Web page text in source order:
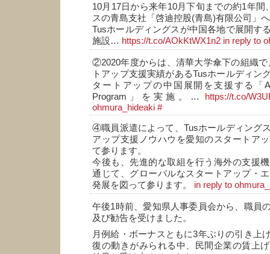
10月17日から来年10月下旬までの約1年間
スの青島支社「啓迪控股(青島)有限公司」
Tusホールディングスが中国各地で展開す
施設… https://t.co/AOkKtWX1n2 in reply to
②2020年度からは、清華大学傘下の組織で
トアップ支援実績があるTusホールディン
タートアップの中国展開を支援する「
Program」を実施。…
https://t.co/
ohmura_hideaki #
④職員派遣によって、Tusホールディング
アップ支援ノウハウを愛知のスタートア
て参ります。
今後も、先進的な取組を行う海外の支援
通じて、グローバルなスタートアップ・
発展を図って参ります。 in reply to
午後1時前、愛知県人事委員会から、職員
及び勧告を受けました。
月例給・ボーナスともに3年ぶりの引き上
復の動きがみられる中、民間企業の賃上